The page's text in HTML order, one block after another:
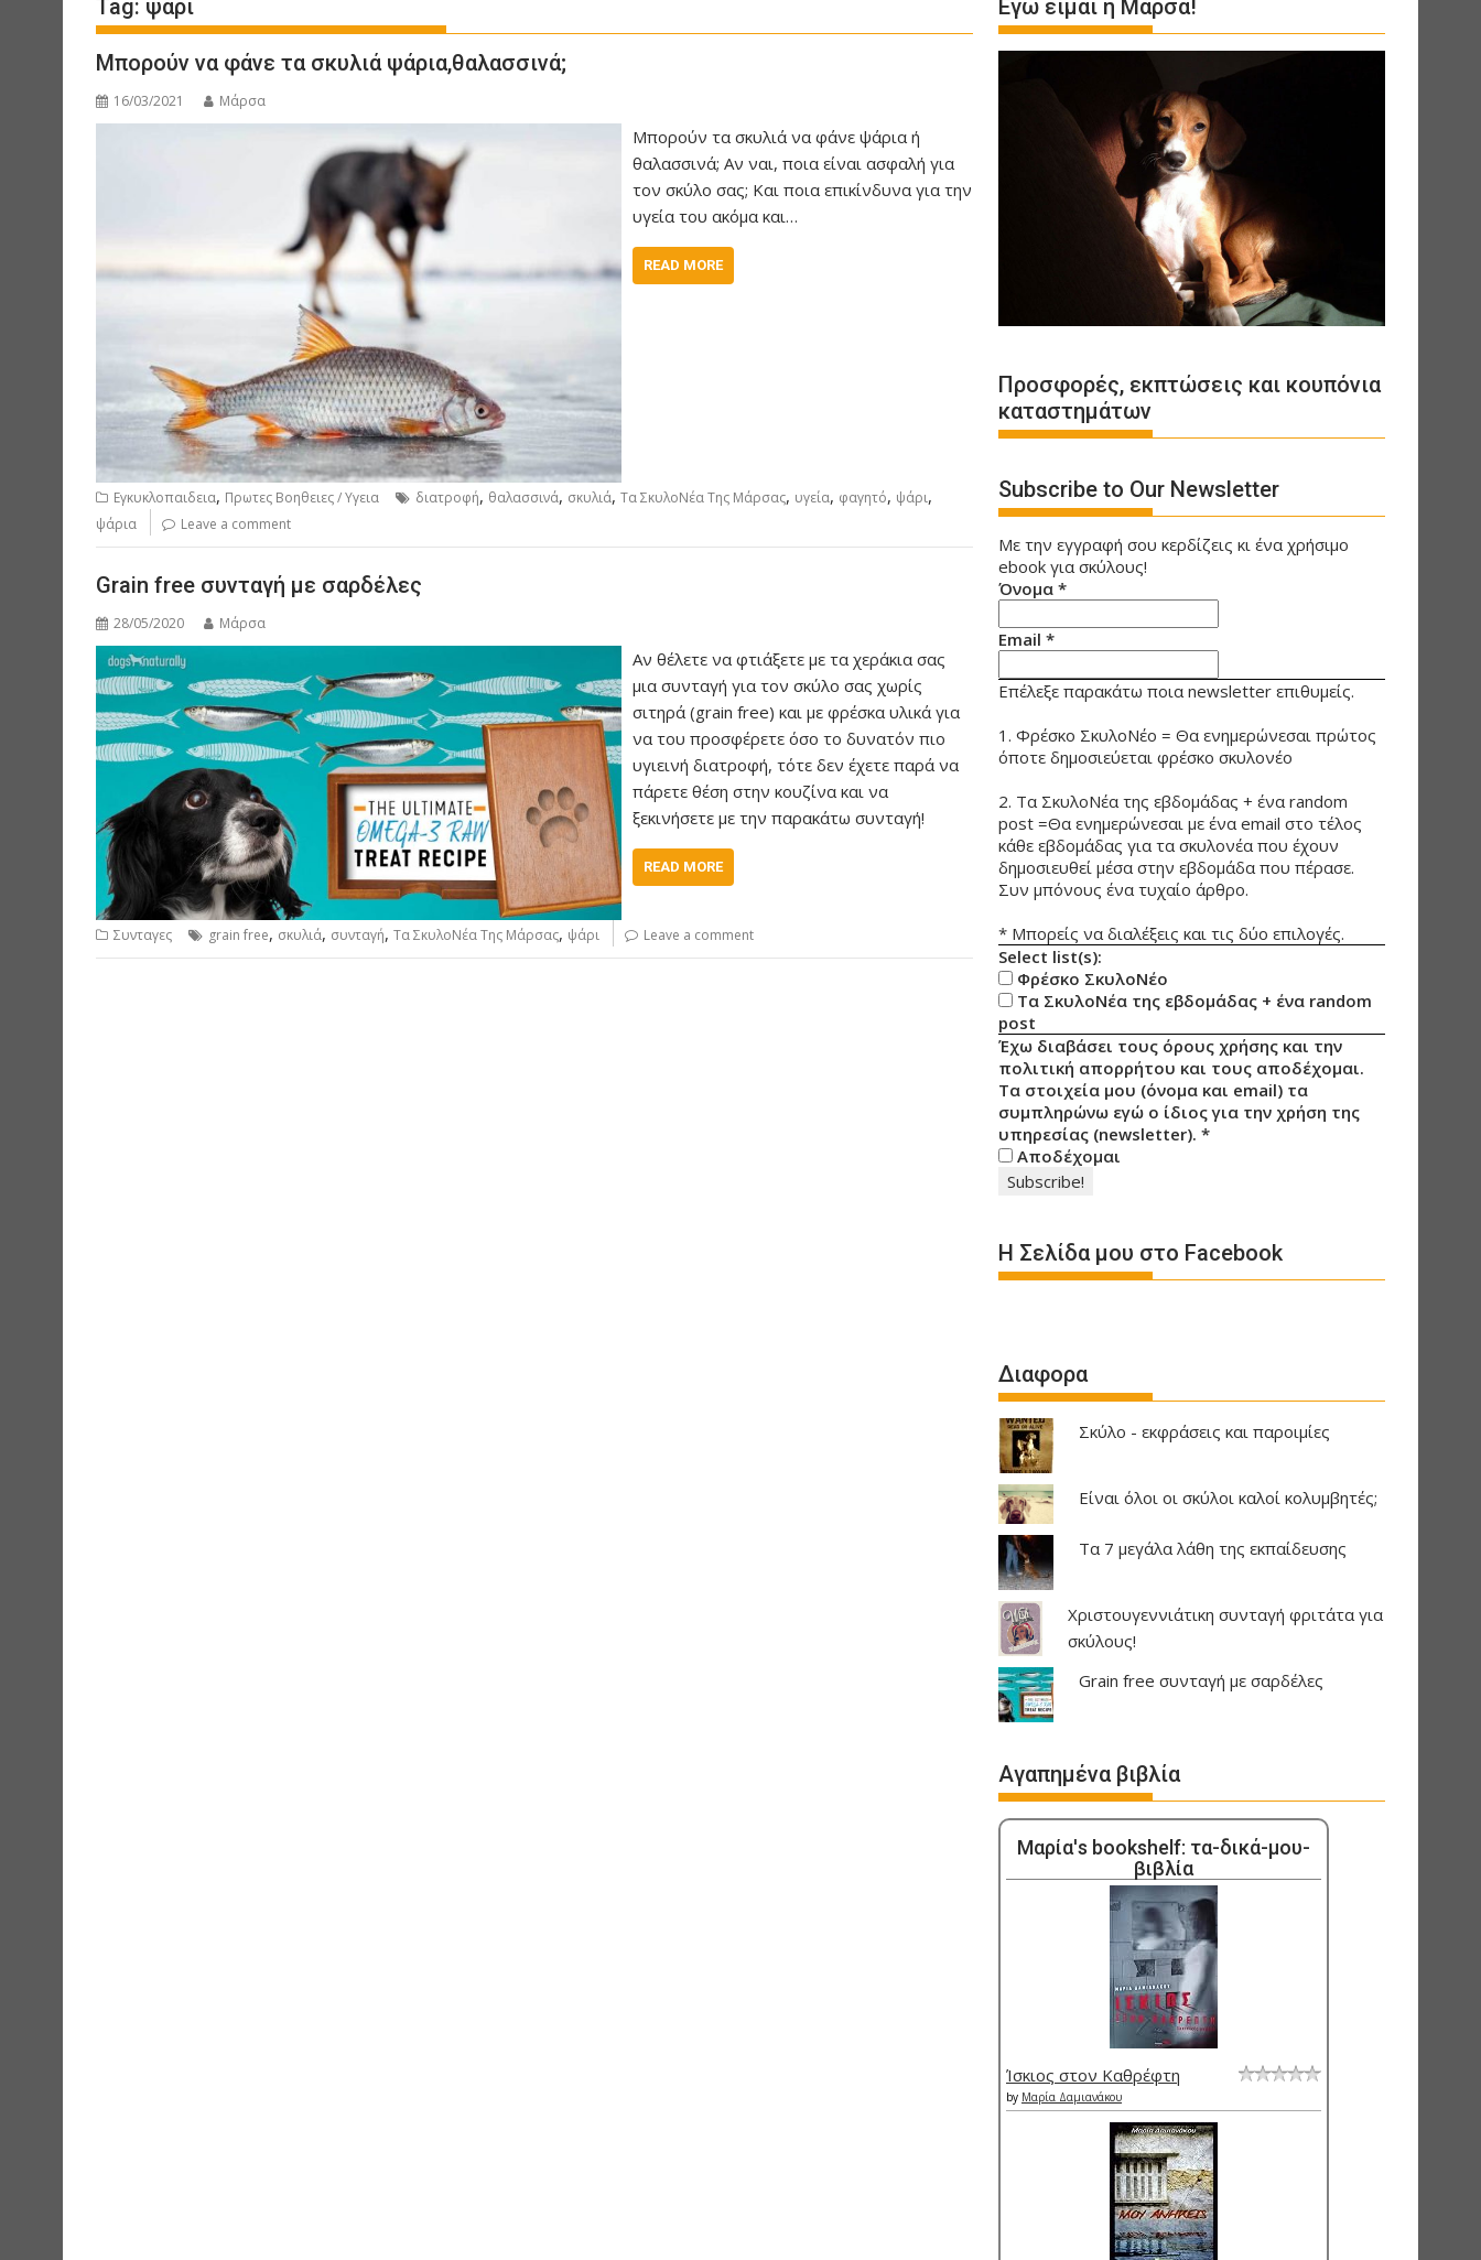
Tag: ψάρι
Μπορούν να φάνε τα σκυλιά ψάρια,θαλασσινά;
16/03/2021 Μάρσα
Μπορούν τα σκυλιά να φάνε ψάρια ή
θαλασσινά; Αν ναι, ποια είναι ασφαλή για
τον σκύλο σας; Και ποια επικίνδυνα για την
υγεία του ακόμα και…
READ MORE
Εγκυκλοπαιδεια, Πρωτες Βοηθειες / Υγεια διατροφή, θαλασσινά, σκυλιά, Τα ΣκυλοΝέα Της Μάρσας, υγεία, φαγητό, ψάρι,
ψάρια Leave a comment
Grain free συνταγή με σαρδέλες
28/05/2020 Μάρσα
Αν θέλετε να φτιάξετε με τα χεράκια σας
μια συνταγή για τον σκύλο σας χωρίς
σιτηρά (grain free) και με φρέσκα υλικά για
να του προσφέρετε όσο το δυνατόν πιο
υγιεινή διατροφή, τότε δεν έχετε παρά να
πάρετε θέση στην κουζίνα και να
ξεκινήσετε με την παρακάτω συνταγή!
READ MORE
Συνταγες grain free, σκυλιά, συνταγή, Τα ΣκυλοΝέα Της Μάρσας, ψάρι Leave a comment
Εγώ είμαι η Μάρσα!
Προσφορές, εκπτώσεις και κουπόνια
καταστημάτων
Subscribe to Our Newsletter
Με την εγγραφή σου κερδίζεις κι ένα χρήσιμο
ebook για σκύλους!
Όνομα *
Email *
Επέλεξε παρακάτω ποια newsletter επιθυμείς.
1. Φρέσκο ΣκυλοΝέο = Θα ενημερώνεσαι πρώτος
όποτε δημοσιεύεται φρέσκο σκυλονέο
2. Τα ΣκυλοΝέα της εβδομάδας + ένα random
post =Θα ενημερώνεσαι με ένα email στο τέλος
κάθε εβδομάδας για τα σκυλονέα που έχουν
δημοσιευθεί μέσα στην εβδομάδα που πέρασε.
Συν μπόνους ένα τυχαίο άρθρο.
* Μπορείς να διαλέξεις και τις δύο επιλογές.
Select list(s):
Φρέσκο ΣκυλοΝέο
Τα ΣκυλοΝέα της εβδομάδας + ένα random
post
Έχω διαβάσει τους όρους χρήσης και την
πολιτική απορρήτου και τους αποδέχομαι.
Τα στοιχεία μου (όνομα και email) τα
συμπληρώνω εγώ ο ίδιος για την χρήση της
υπηρεσίας (newsletter). *
Αποδέχομαι
Η Σελίδα μου στο Facebook
Διαφορα
Σκύλο - εκφράσεις και παροιμίες
Είναι όλοι οι σκύλοι καλοί κολυμβητές;
Τα 7 μεγάλα λάθη της εκπαίδευσης
Χριστουγεννιάτικη συνταγή φριτάτα για
σκύλους!
Grain free συνταγή με σαρδέλες
Αγαπημένα βιβλία
Μαρία's bookshelf: τα-δικά-μου-
βιβλία
Ίσκιος στον Καθρέφτη
by Μαρία Δαμιανάκου